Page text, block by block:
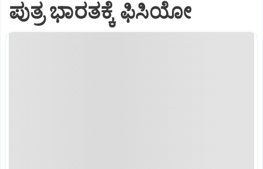
ಪುತ್ರ ಭಾರತಕ್ಕೆ ಫಿಸಿಯೋ